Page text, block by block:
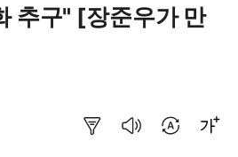
추구" [장준우가 만